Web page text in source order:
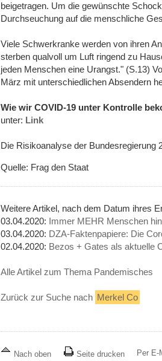
beigetragen. Um die gewünschte
Durchseuchung auf die menschliche
Viele Schwerkranke werden von ihren
sterben qualvoll um Luft ringend zu
jeden Menschen eine Urangst." (S.13)
März mit unterschiedlichen Absendern
Wie wir COVID-19 unter Kontrolle
unter: Link
Die Risikoanalyse der Bundesregierung
Quelle: Frag den Staat
Weitere Artikel, nach dem Datum ihres
03.04.2020: Immer MEHR Menschen
03.04.2020: DZA-Faktenpapiere: Die
02.04.2020: Bezos + Gates als aktuelle
Alle Artikel zum Thema Pandemisches
Zurück zur Suche nach Merkel Co
Nach oben Seite drucken Per E-